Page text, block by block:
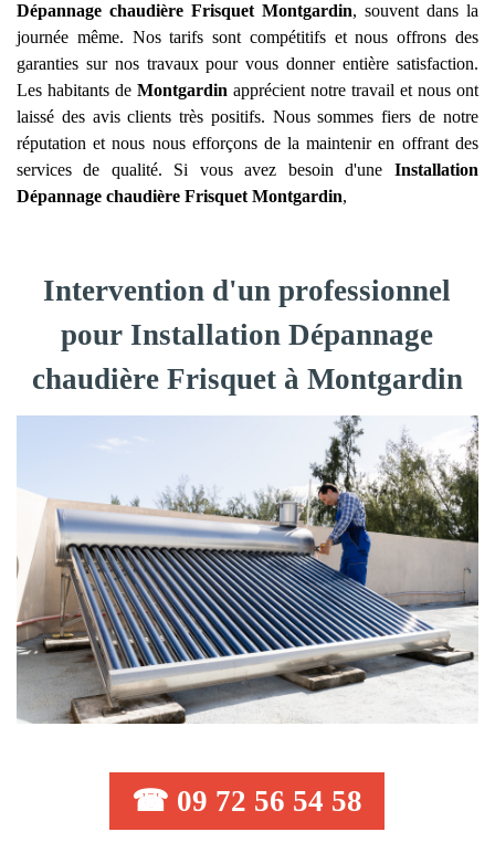
Dépannage chaudière Frisquet Montgardin, souvent dans la
journée même. Nos tarifs sont compétitifs et nous offrons des
garanties sur nos travaux pour vous donner entière satisfaction.
Les habitants de Montgardin apprécient notre travail et nous ont
laissé des avis clients très positifs. Nous sommes fiers de notre
réputation et nous nous efforçons de la maintenir en offrant des
services de qualité. Si vous avez besoin d'une Installation
Dépannage chaudière Frisquet Montgardin,
Intervention d'un professionnel
pour Installation Dépannage
chaudière Frisquet à Montgardin
☎ 09 72 56 54 58